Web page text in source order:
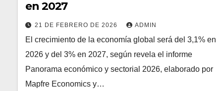
en 2027
21 DE FEBRERO DE 2026 ADMIN
El crecimiento de la economía global será del 3,1% en
2026 y del 3% en 2027, según revela el informe
Panorama económico y sectorial 2026, elaborado por
Mapfre Economics y…